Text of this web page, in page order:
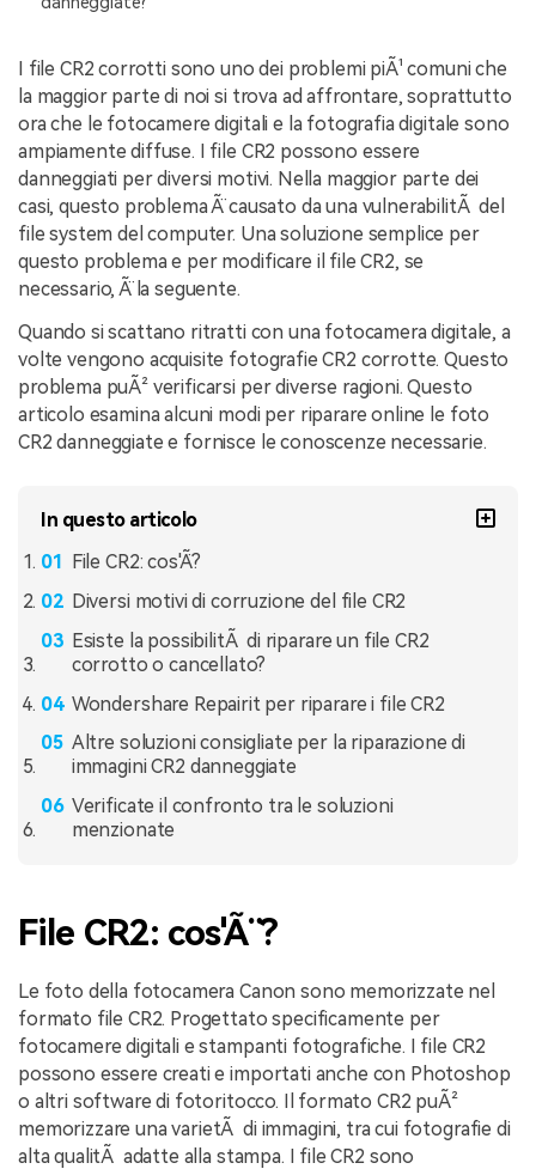
NovitÃ
Storiesearch
I file CR2 corrotti sono uno dei problemi piÃ¹ comuni che
la maggior parte di noi si trova ad affrontare, soprattutto
ora che le fotocamere digitali e la fotografia digitale sono
ampiamente diffuse. I file CR2 possono essere
danneggiati per diversi motivi. Nella maggior parte dei
casi, questo problema Ã¨ causato da una vulnerabilitÃ del
file system del computer. Una soluzione semplice per
questo problema e per modificare il file CR2, se
necessario, Ã¨ la seguente.
Quando si scattano ritratti con una fotocamera digitale, a
volte vengono acquisite fotografie CR2 corrotte. Questo
problema puÃ² verificarsi per diverse ragioni. Questo
articolo esamina alcuni modi per riparare online le foto
CR2 danneggiate e fornisce le conoscenze necessarie.
In questo articolo
File CR2: cos'Ã¨?
Diversi motivi di corruzione del file CR2
Esiste la possibilitÃ di riparare un file CR2
corrotto o cancellato?
Wondershare Repairit per riparare i file CR2
Altre soluzioni consigliate per la riparazione di
immagini CR2 danneggiate
Verificate il confronto tra le soluzioni
menzionate
File CR2: cos'Ã¨?
Le foto della fotocamera Canon sono memorizzate nel
formato file CR2. Progettato specificamente per
fotocamere digitali e stampanti fotografiche. I file CR2
possono essere creati e importati anche con Photoshop
o altri software di fotoritocco. Il formato CR2 puÃ²
memorizzare una varietÃ di immagini, tra cui fotografie di
alta qualitÃ adatte alla stampa. I file CR2 sono